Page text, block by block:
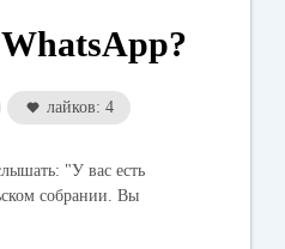
лайков: 4
"У вас есть
собрании. Вы